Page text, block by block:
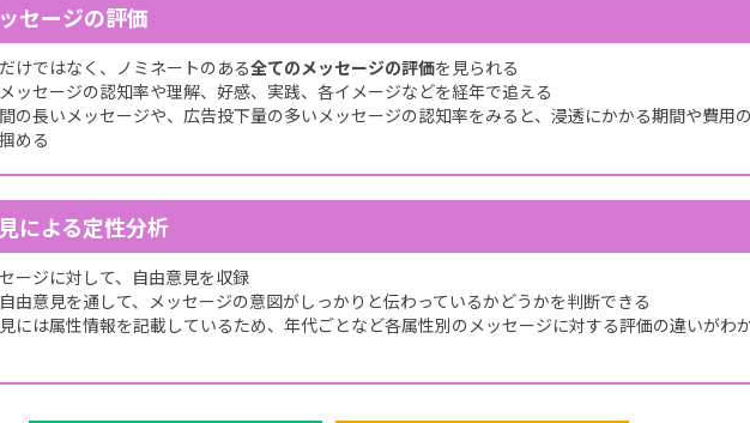
セージの評価
けではなく、ノミネートのある全てのメッセージの評価を見られる
ッセージの認知率や理解、好感、実践、各イメージなどを経年で追える
の長いメッセージや、広告投下量の多いメッセージの認知率をみると、浸透にかかる期間や費用の
める
による定性分析
ージに対して、自由意見を収録
由意見を通して、メッセージの意図がしっかりと伝わっているかどうかを判断できる
には属性情報を記載しているため、年代ごとなど各属性別のメッセージに対する評価の違いがわ